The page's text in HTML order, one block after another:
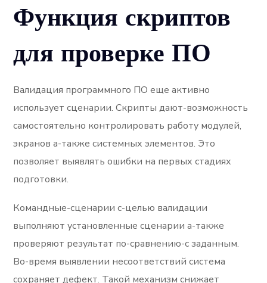
Функция скриптов
для проверке ПО
Валидация программного ПО еще активно
использует сценарии. Скрипты дают-возможность
самостоятельно контролировать работу модулей,
экранов а-также системных элементов. Это
позволяет выявлять ошибки на первых стадиях
подготовки.
Командные-сценарии с-целью валидации
выполняют установленные сценарии а-также
проверяют результат по-сравнению-с заданным.
Во-время выявлении несоответствий система
сохраняет дефект. Такой механизм снижает